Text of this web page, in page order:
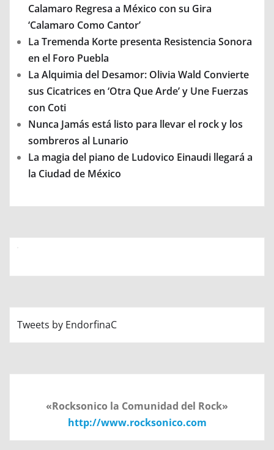
Calamaro Regresa a México con su Gira
‘Calamaro Como Cantor’
La Tremenda Korte presenta Resistencia Sonora
en el Foro Puebla
La Alquimia del Desamor: Olivia Wald Convierte
sus Cicatrices en ‘Otra Que Arde’ y Une Fuerzas
con Coti
Nunca Jamás está listo para llevar el rock y los
sombreros al Lunario
La magia del piano de Ludovico Einaudi llegará a
la Ciudad de México
Tweets by EndorfinaC
«Rocksonico la Comunidad del Rock»
http://www.rocksonico.com